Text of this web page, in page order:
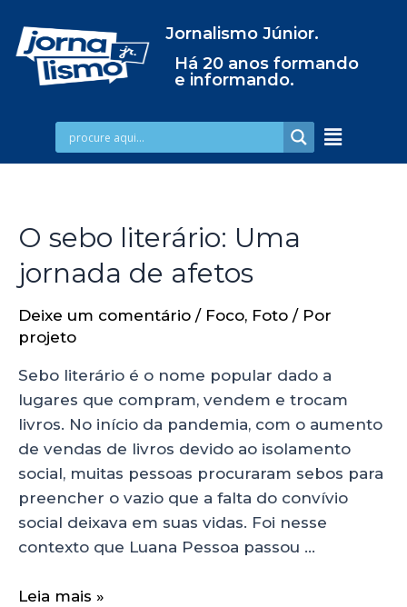
Jornalismo Júnior.
Há 20 anos formando
e informando.
O sebo literário: Uma
jornada de afetos
Deixe um comentário / Foco, Foto / Por
projeto
Sebo literário é o nome popular dado a
lugares que compram, vendem e trocam
livros. No início da pandemia, com o aumento
de vendas de livros devido ao isolamento
social, muitas pessoas procuraram sebos para
preencher o vazio que a falta do convívio
social deixava em suas vidas. Foi nesse
contexto que Luana Pessoa passou …
Leia mais »